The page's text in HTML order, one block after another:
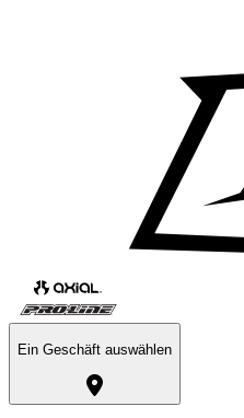
Ein Geschäft auswählen